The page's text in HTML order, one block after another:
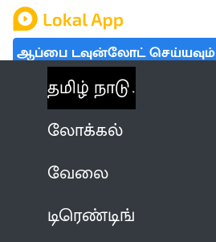
ஆப்பை டவுன்லோட் செய்யவும்
தமிழ் நாடு
லோக்கல்
வேலை
டிரெண்டிங்